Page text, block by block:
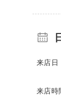
来店日
来店時